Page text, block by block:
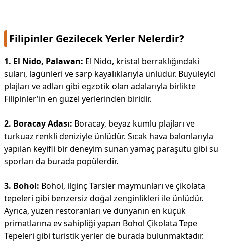
Filipinler Gezilecek Yerler Nelerdir?
1. El Nido, Palawan: El Nido, kristal berraklığındaki
suları, lagünleri ve sarp kayalıklarıyla ünlüdür. Büyüleyici
plajları ve adları gibi egzotik olan adalarıyla birlikte
Filipinler'in en güzel yerlerinden biridir.
2. Boracay Adası: Boracay, beyaz kumlu plajları ve
turkuaz renkli deniziyle ünlüdür. Sıcak hava balonlarıyla
yapılan keyifli bir deneyim sunan yamaç paraşütü gibi su
sporları da burada popülerdir.
3. Bohol: Bohol, ilginç Tarsier maymunları ve çikolata
tepeleri gibi benzersiz doğal zenginlikleri ile ünlüdür.
Ayrıca, yüzen restoranları ve dünyanın en küçük
primatlarına ev sahipliği yapan Bohol Çikolata Tepe
Tepeleri gibi turistik yerler de burada bulunmaktadır.